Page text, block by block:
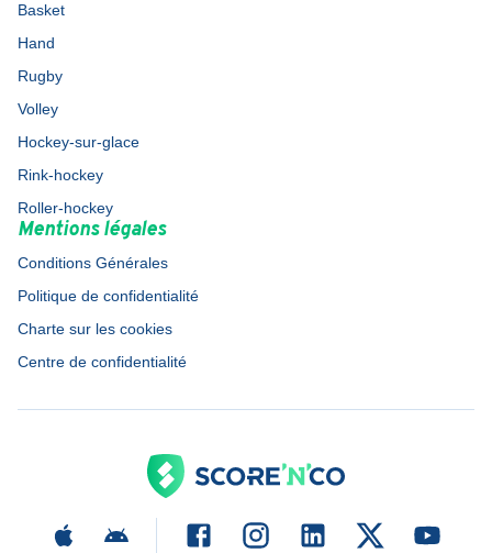
Basket
Hand
Rugby
Volley
Hockey-sur-glace
Rink-hockey
Roller-hockey
Mentions légales
Conditions Générales
Politique de confidentialité
Charte sur les cookies
Centre de confidentialité